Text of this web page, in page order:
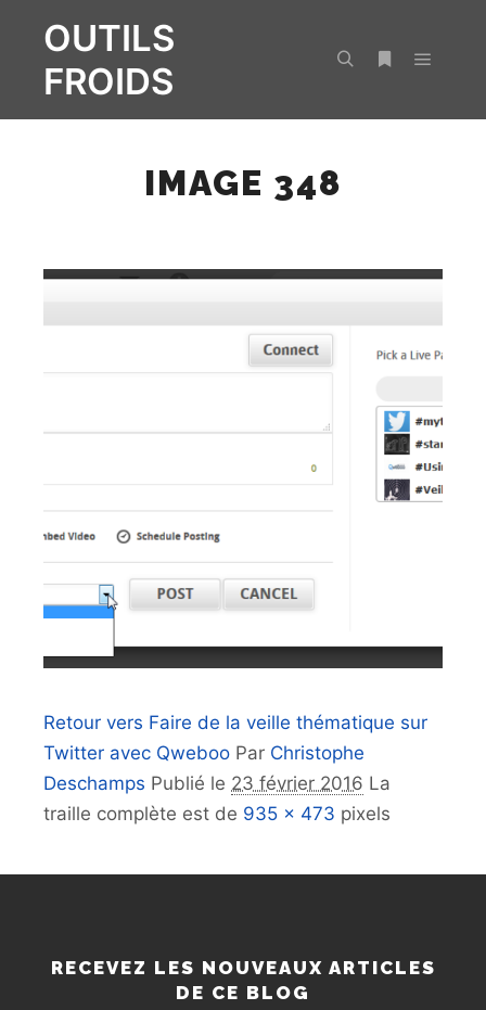
OUTILS
FROIDS
IMAGE 348
Retour vers Faire de la veille thématique sur
Twitter avec Qweboo Par Christophe
Deschamps Publié le 23 février 2016 La
traille complète est de 935 × 473 pixels
RECEVEZ LES NOUVEAUX ARTICLES
DE CE BLOG